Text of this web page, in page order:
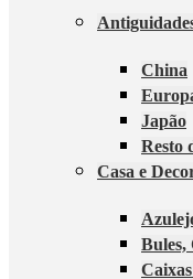
China
Japão
Resto
Casa e
Bules,